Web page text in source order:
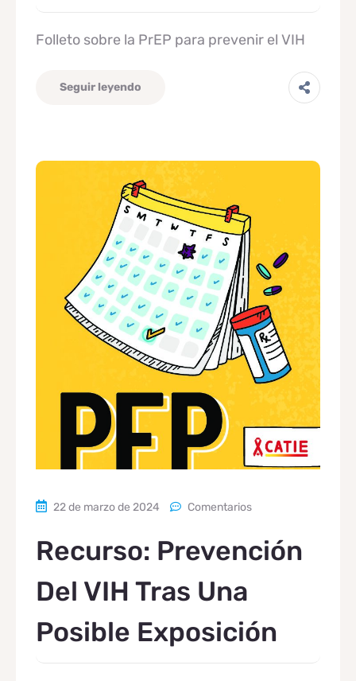
Folleto sobre la PrEP para prevenir el VIH
Seguir leyendo
22 de marzo de 2024 Comentarios
Recurso: Prevención
Del VIH Tras Una
Posible Exposición